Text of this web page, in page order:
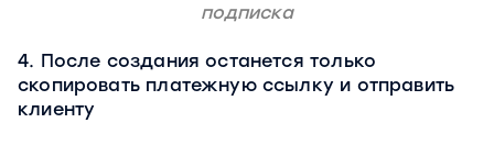
подписка
4. После создания останется только
скопировать платежную ссылку и отправить
клиенту